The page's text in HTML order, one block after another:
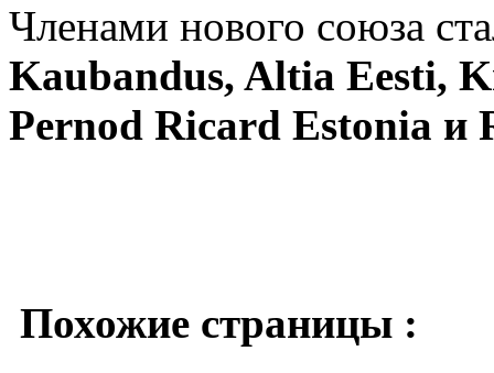
Членами нового союза
Kaubandus, Altia Eesti,
Pernod Ricard Estonia и
Похожие страницы :